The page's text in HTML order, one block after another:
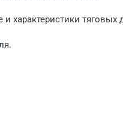
характеристики тяговых